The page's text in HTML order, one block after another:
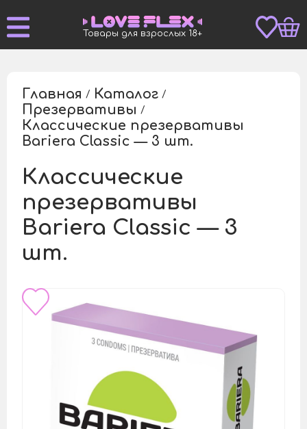
Товары для взрослых 18+
Главная / Каталог /
Презервативы /
Классические презервативы
Bariera Classic — 3 шт.
Классические
презервативы
Bariera Classic — 3
шт.